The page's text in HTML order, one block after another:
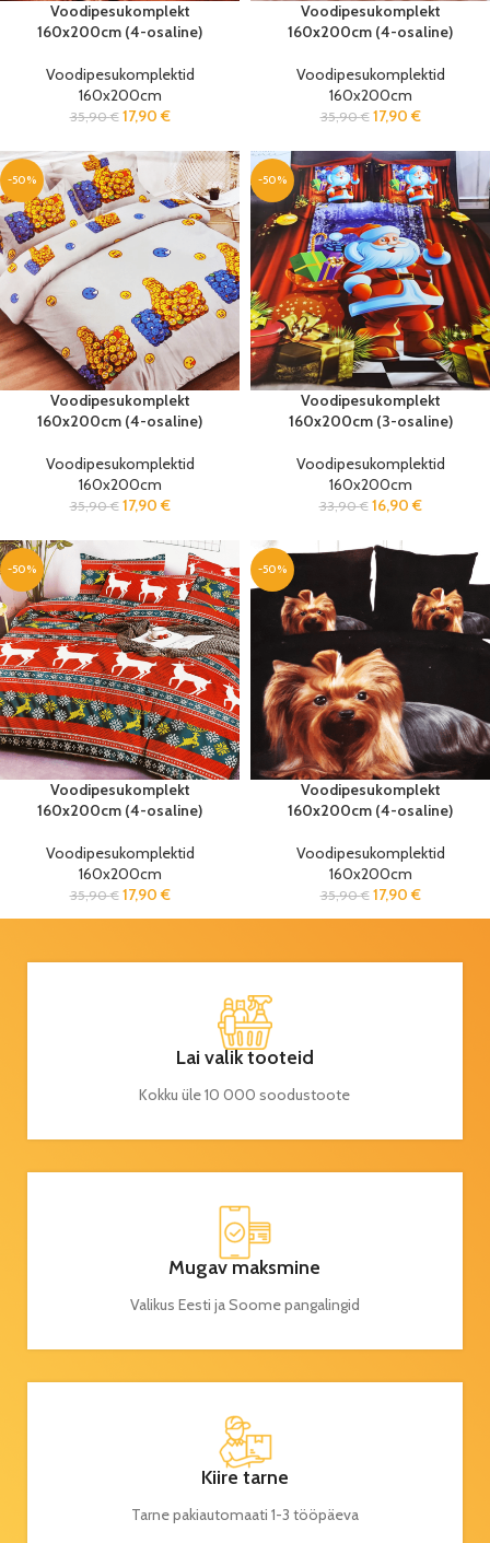
Voodipesukomplekt
160x200cm (4-osaline)
Voodipesukomplektid
160x200cm
35,90€ 17,90 €
Voodipesukomplekt
160x200cm (4-osaline)
Voodipesukomplektid
160x200cm
35,90€ 17,90 €
-50%
Voodipesukomplekt
160x200cm (4-osaline)
Voodipesukomplektid
160x200cm
35,90€ 17,90 €
-50%
Voodipesukomplekt
160x200cm (3-osaline)
Voodipesukomplektid
160x200cm
33,90€ 16,90 €
-50%
Voodipesukomplekt
160x200cm (4-osaline)
Voodipesukomplektid
160x200cm
35,90€ 17,90 €
-50%
Voodipesukomplekt
160x200cm (4-osaline)
Voodipesukomplektid
160x200cm
35,90€ 17,90 €
Lai valik tooteid
Kokku üle 10 000 soodustoote
Mugav maksmine
Valikus Eesti ja Soome pangalingid
Kiire tarne
Tarne pakiautomaati 1-3 tööpäeva